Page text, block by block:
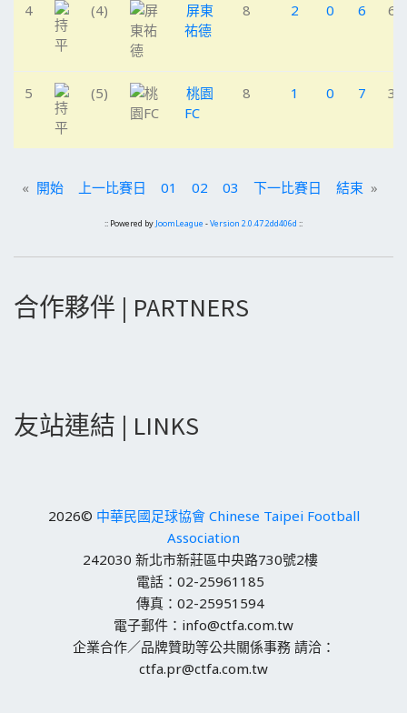
4 (4)
屏東
祐德
8 2 0 6 6
5 (5)
桃園
FC
8 1 0 7 3
« 開始 上一比賽日 01 02 03 下一比賽日 結束 »
:: Powered by JoomLeague -Version 2.0.47.2dd406d ::
合作夥伴 | PARTNERS
友站連結 | LINKS
2026© 中華民國足球協會 Chinese Taipei Football
Association
242030 新北市新莊區中央路730號2樓
電話：02-25961185
傳真：02-25951594
電子郵件：info@ctfa.com.tw
企業合作／品牌贊助等公共關係事務 請洽：
ctfa.pr@ctfa.com.tw